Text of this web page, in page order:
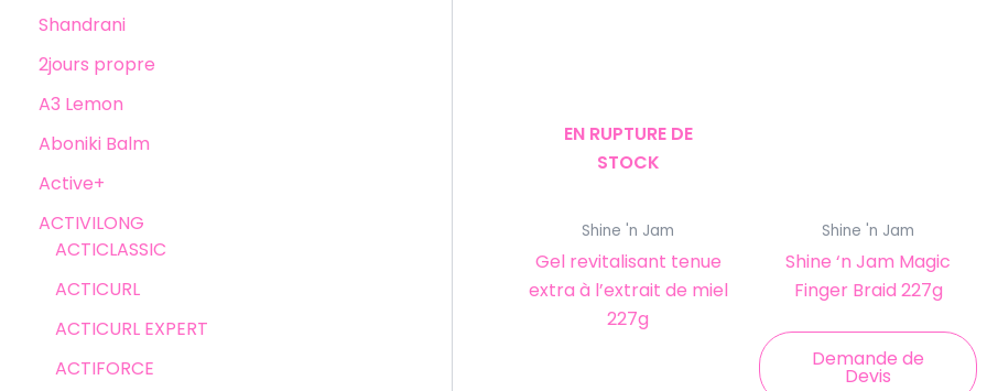
Shandrani
2jours propre
A3 Lemon
Aboniki Balm
Active+
ACTIVILONG
ACTICLASSIC
ACTICURL
ACTICURL EXPERT
ACTIFORCE
EN RUPTURE DE
STOCK
Shine 'n Jam
Gel revitalisant tenue
extra à l’extrait de miel
227g
Shine 'n Jam
Shine ‘n Jam Magic
Finger Braid 227g
Demande de
Devis